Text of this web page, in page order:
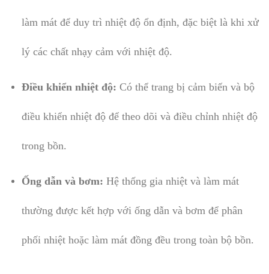
làm mát để duy trì nhiệt độ ổn định, đặc biệt là khi xử
lý các chất nhạy cảm với nhiệt độ.
Điều khiển nhiệt độ: Có thể trang bị cảm biến và bộ
điều khiển nhiệt độ để theo dõi và điều chỉnh nhiệt độ
trong bồn.
Ống dẫn và bơm: Hệ thống gia nhiệt và làm mát
thường được kết hợp với ống dẫn và bơm để phân
phối nhiệt hoặc làm mát đồng đều trong toàn bộ bồn.